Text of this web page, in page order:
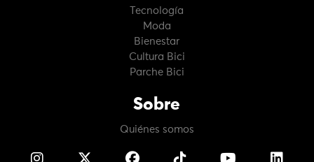
Tecnología
Moda
Bienestar
Cultura Bici
Parche Bici
Sobre
Quiénes somos